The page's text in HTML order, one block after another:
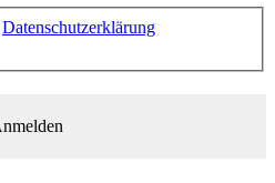
Datenschutzerklärung